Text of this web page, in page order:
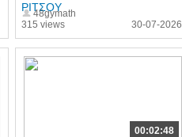
315 views
ΡΙΤΣΟΥ
48gymath
30-07-2026
00:02:48